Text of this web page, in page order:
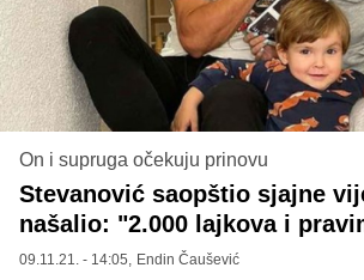
On i supruga očekuju prinovu
Stevanović saopštio sjajne
našalio: "2.000 lajkova i
09.11.21. - 14:05, Endin Čaušević